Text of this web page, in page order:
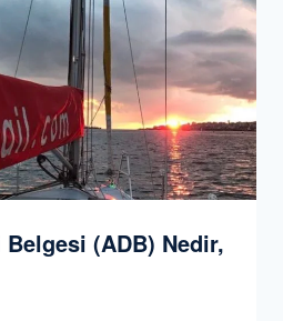
(ADB) Nedir,